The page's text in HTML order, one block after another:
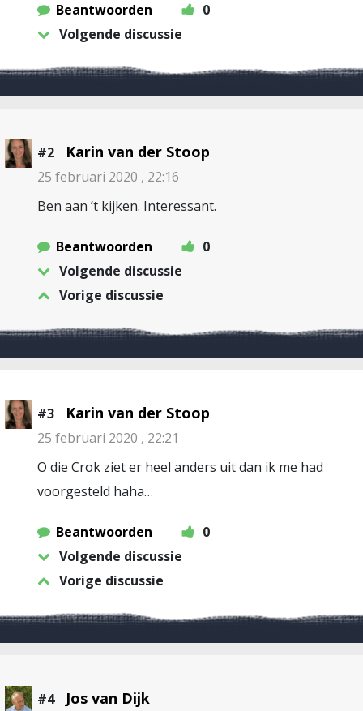
Beantwoorden
0
Volgende discussie
#2 Karin van der Stoop
25 februari 2020 , 22:16
Ben aan ’t kijken. Interessant.
Beantwoorden
0
Volgende discussie
Vorige discussie
#3 Karin van der Stoop
25 februari 2020 , 22:21
O die Crok ziet er heel anders uit dan ik me had
voorgesteld haha…
Beantwoorden
0
Volgende discussie
Vorige discussie
#4 Jos van Dijk